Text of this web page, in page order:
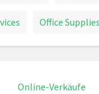
Office Supplies
Online-Verkäufe